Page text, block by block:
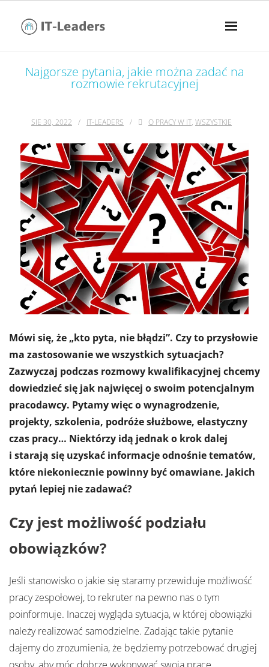
Najgorsze pytania, jakie można zadać na
rozmowie rekrutacyjnej
SIE 30, 2022 IT-LEADERS O PRACY W IT, WSZYSTKIE
Mówi się, że „kto pyta, nie błądzi”. Czy to przysłowie
ma zastosowanie we wszystkich sytuacjach?
Zazwyczaj podczas rozmowy kwalifikacyjnej chcemy
dowiedzieć się jak najwięcej o swoim potencjalnym
pracodawcy. Pytamy więc o wynagrodzenie,
projekty, szkolenia, podróże służbowe, elastyczny
czas pracy… Niektórzy idą jednak o krok dalej
i starają się uzyskać informacje odnośnie tematów,
które niekoniecznie powinny być omawiane. Jakich
pytań lepiej nie zadawać?
Czy jest możliwość podziału
obowiązków?
Jeśli stanowisko o jakie się staramy przewiduje możliwość
pracy zespołowej, to rekruter na pewno nas o tym
poinformuje. Inaczej wygląda sytuacja, w której obowiązki
należy realizować samodzielne. Zadając takie pytanie
dajemy do zrozumienia, że będziemy potrzebować drugiej